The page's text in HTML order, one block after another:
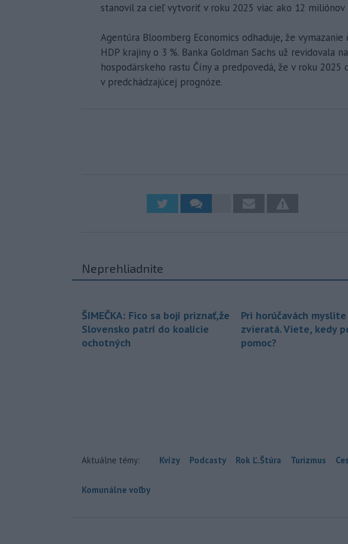
stanovil za cieľ vytvoriť v roku 2025 viac ako 12
Agentúra Bloomberg Economics odhaduje, že
HDP krajiny o 3 %. Banka Goldman Sachs už revidovala
hospodárskeho rastu Číny a predpovedá, že v roku 2025
v predchádzajúcej prognóze.
Neprehliadnite
ŠIMEČKA: Fico sa bojí priznať,že
Slovensko patrí do koalície
ochotných
Pri horúčavách
zvieratá. Viete, kedy
pomoc?
Aktuálne témy: Kvízy Podcasty Rok Ľ.Štúra Turizmus
Komunálne voľby